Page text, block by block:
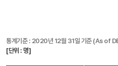
통계기준 : 2020년 12월 31일 기준 (As of
[단위 : 명]